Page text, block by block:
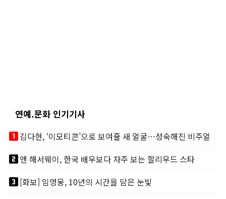
연예.문화 인기기사
looks_one김다현, ‘이모티콘’으로 보여줄 새 얼굴…성숙해진 비주얼
looks_two앤 해서웨이, 한국 배우보다 자주 보는 할리우드 스타
looks_3[화보] 임영웅, 10년의 시간을 담은 눈빛